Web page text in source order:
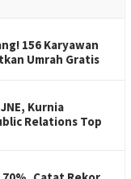
156 Karyawan
Umrah Gratis
Kurnia
Relations Top